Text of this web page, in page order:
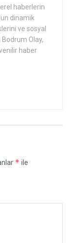
haberlerin
dinamik
ve sosyal
Bodrum Olay,
haber
* ile